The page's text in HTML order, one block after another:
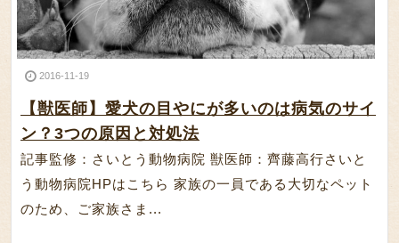
2016-11-19
【獣医師】愛犬の目やにが多いのは病気のサイ
ン？3つの原因と対処法
記事監修：さいとう動物病院 獣医師：齊藤高行さいと
う動物病院HPはこちら 家族の一員である大切なペット
のため、ご家族さま...